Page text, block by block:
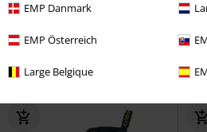
EMP Danmark
EMP Österreich
Large Belgique
Phantom Grid Boots